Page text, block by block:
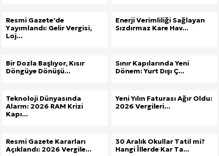
Resmi Gazete’de
Yayımlandı: Gelir Vergisi,
Loj...
Enerji Verimliliği Sağlayan
Sızdırmaz Kare Hav...
Bir Dozla Başlıyor, Kısır
Döngüye Dönüşü...
Sınır Kapılarında Yeni
Dönem: Yurt Dışı Ç...
Teknoloji Dünyasında
Alarm: 2026 RAM Krizi
Kapı...
Yeni Yılın Faturası Ağır Oldu:
2026 Vergileri...
Resmi Gazete Kararları
Açıklandı: 2026 Vergile...
30 Aralık Okullar Tatil mi?
Hangi İllerde Kar Ta...